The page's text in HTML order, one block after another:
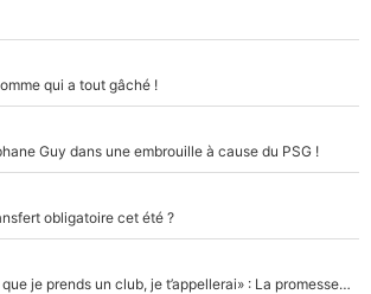
qui a tout gâché !
Guy dans une embrouille à cause du PSG !
obligatoire cet été ?
Mercato - OM - «Dès que je prends un club, je t’appellerai» : La promesse de Marcelino au moment de claquer la porte